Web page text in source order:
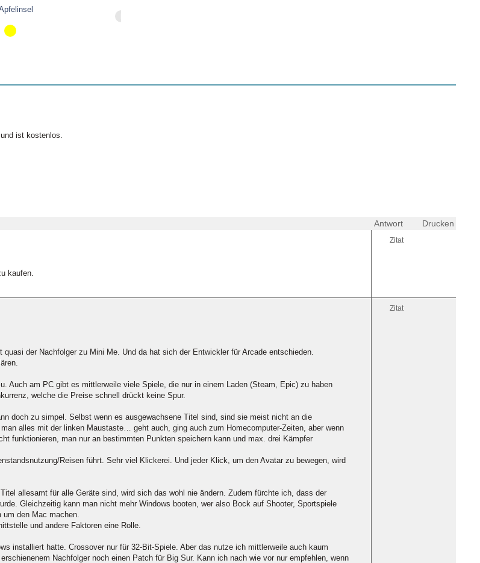
und ist kostenlos.
Antwort Drucken
Zitat
kaufen.
Zitat
der Nachfolger zu Mini Me. Und da hat sich der Entwickler für Arcade entschieden.
Auch am PC gibt es mittlerweile viele Spiele, die nur in einem Laden (Steam, Epic) zu haben
welche die Preise schnell drückt keine Spur.
doch zu simpel. Selbst wenn es ausgewachsene Titel sind, sind sie meist nicht an die
alles mit der linken Maustaste… geht auch, ging auch zum Homecomputer-Zeiten, aber wenn
funktionieren, man nur an bestimmten Punkten speichern kann und max. drei Kämpfer
Reisen führt. Sehr viel Klickerei. Und jeder Klick, um den Avatar zu bewegen, wird
allesamt für alle Geräte sind, wird sich das wohl nie ändern. Zudem fürchte ich, dass der
Gleichzeitig kann man nicht mehr Windows booten, wer also Bock auf Shooter, Sportspiele
den Mac machen.
und andere Faktoren eine Rolle.
installiert hatte. Crossover nur für 32-Bit-Spiele. Aber das nutze ich mittlerweile auch kaum
Nachfolger noch einen Patch für Big Sur. Kann ich nach wie vor nur empfehlen, wenn